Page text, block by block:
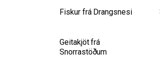
Fiskur frá Drangsnesi
Geitakjöt frá
Snorrastöðum